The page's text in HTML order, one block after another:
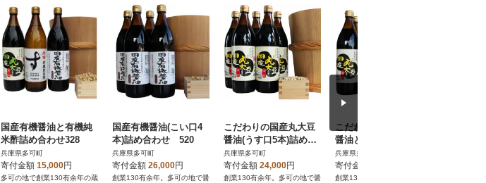
国産有機醤油と有機純
米酢詰め合わせ328
兵庫県多可町
寄付金額 15,000円
多可の地で創業130有余年の蔵
国産有機醤油(こい口4
本)詰め合わせ 520
兵庫県多可町
寄付金額 26,000円
創業130有余年。多可の地で醤
こだわりの国産丸大豆
醤油(うす口5本)詰め合
わせ 518
兵庫県多可町
寄付金額 24,000円
創業130有余年。多可の地で醤
こだわりの国産丸大豆
醤油と甘口のかけ醤油
詰め合わせ 515
兵庫県多可町
寄付金額
創業130有余年。多可の地で醤